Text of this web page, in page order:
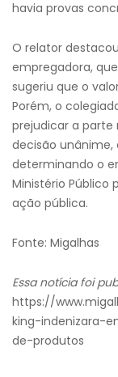
havia provas
O relator
empregadora,
sugeriu que o
Porém, o
prejudicar a parte
decisão unânime,
determinando o
Ministério Público
ação pública.
Fonte: Migalhas
Essa notícia foi
https://
king-indenizara-
de-produtos